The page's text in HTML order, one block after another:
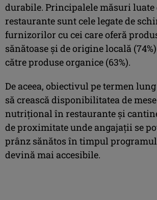
durabile. Principalele măsuri luate
restaurante sunt cele legate de
furnizorilor cu cei care oferă
sănătoase și de origine locală
către produse organice (63%).
De aceea, obiectivul pe termen
să crească disponibilitatea de
nutrițional în restaurante și
de proximitate unde angajații se
prânz sănătos în timpul
devină mai accesibile.